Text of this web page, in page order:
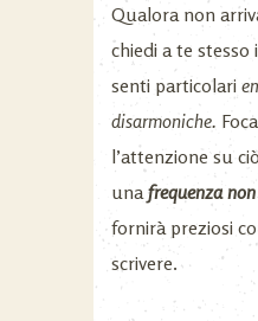
Qualora non
chiedi a te stesso
senti particolari
disarmoniche.
l’attenzione su
una frequenza
fornirà preziosi
scrivere.